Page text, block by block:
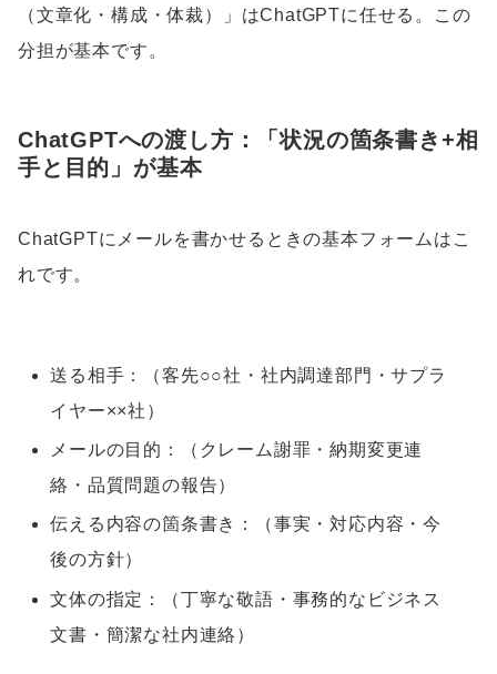
（文章化・構成・体裁）」はChatGPTに任せる。この
分担が基本です。
ChatGPTへの渡し方：「状況の箇条書き+相
手と目的」が基本
ChatGPTにメールを書かせるときの基本フォームはこ
れです。
送る相手：（客先○○社・社内調達部門・サプラ
イヤー××社）
メールの目的：（クレーム謝罪・納期変更連
絡・品質問題の報告）
伝える内容の箇条書き：（事実・対応内容・今
後の方針）
文体の指定：（丁寧な敬語・事務的なビジネス
文書・簡潔な社内連絡）